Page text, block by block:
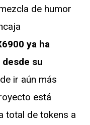
de humor
ya ha
desde su
ir aún más
está
total de tokens a